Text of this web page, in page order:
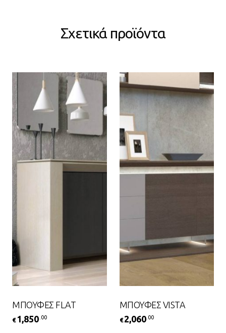
Σχετικά προϊόντα
ΜΠΟΥΦΕΣ FLAT
€ 1,850 .00
ΜΠΟΥΦΕΣ VISTA
€2,060 .00